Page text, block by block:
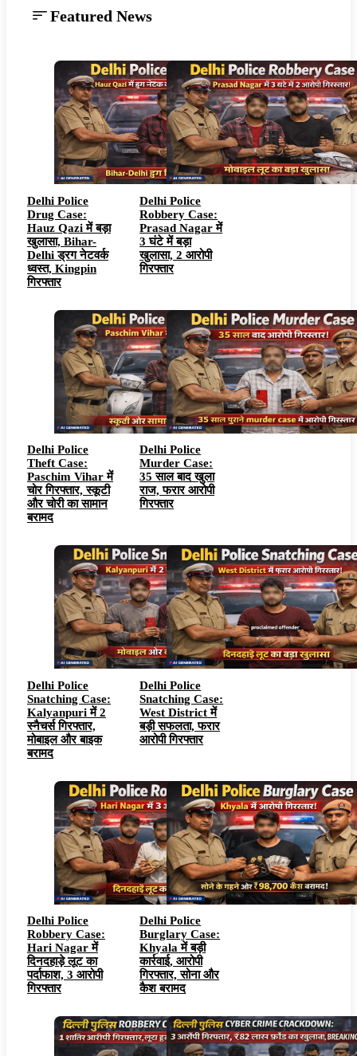
Featured News
Delhi Police
Drug Case:
Hauz Qazi में बड़ा
खुलासा, Bihar-
Delhi ड्रग नेटवर्क
ध्वस्त, Kingpin
गिरफ्तार
Delhi Police
Robbery Case:
Prasad Nagar में
3 घंटे में बड़ा
खुलासा, 2 आरोपी
गिरफ्तार
Delhi Police
Theft Case:
Paschim Vihar में
चोर गिरफ्तार, स्कूटी
और चोरी का सामान
बरामद
Delhi Police
Murder Case:
35 साल बाद खुला
राज, फरार आरोपी
गिरफ्तार
Delhi Police
Snatching Case:
Kalyanpuri में 2
स्नैचर्स गिरफ्तार,
मोबाइल और बाइक
बरामद
Delhi Police
Snatching Case:
West District में
बड़ी सफलता, फरार
आरोपी गिरफ्तार
Delhi Police
Robbery Case:
Hari Nagar में
दिनदहाड़े लूट का
पर्दाफाश, 3 आरोपी
गिरफ्तार
Delhi Police
Burglary Case:
Khyala में बड़ी
कार्रवाई, आरोपी
गिरफ्तार, सोना और
कैश बरामद